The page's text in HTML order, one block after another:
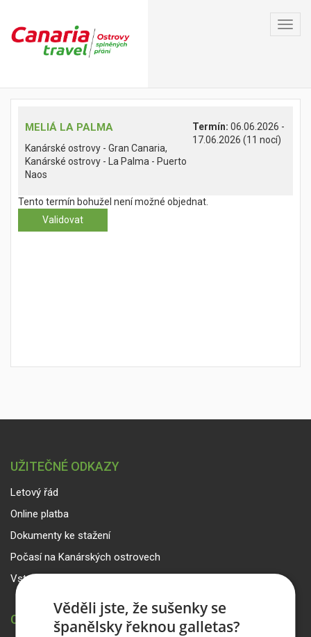
MELIÁ LA PALMA
Kanárské ostrovy - Gran Canaria,
Kanárské ostrovy - La Palma - Puerto
Naos
Termín: 06.06.2026 -
17.06.2026 (11 nocí)
Tento termín bohužel není možné objednat.
UŽITEČNÉ ODKAZY
Letový řád
Online platba
Dokumenty ke stažení
Počasí na Kanárských ostrovech
Vstup pro partnery
CANARIA TRAVEL CZ
Věděli jste, že sušenky se
španělsky řeknou galletas?